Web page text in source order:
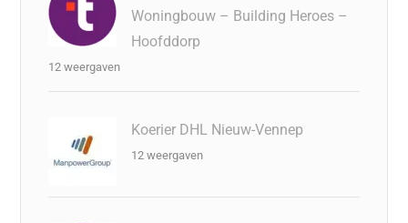
Woningbouw – Building Heroes –
Hoofddorp
12 weergaven
Koerier DHL Nieuw-Vennep
12 weergaven